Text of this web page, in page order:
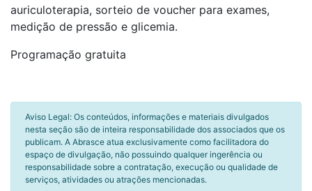
auriculoterapia, sorteio de voucher para exames,
medição de pressão e glicemia.
Programação gratuita
Aviso Legal: Os conteúdos, informações e materiais divulgados
nesta seção são de inteira responsabilidade dos associados que os
publicam. A Abrasce atua exclusivamente como facilitadora do
espaço de divulgação, não possuindo qualquer ingerência ou
responsabilidade sobre a contratação, execução ou qualidade de
serviços, atividades ou atrações mencionadas.